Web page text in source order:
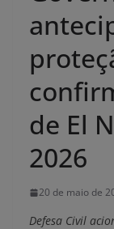
de El
2026
20 de maio de
Defesa Civil